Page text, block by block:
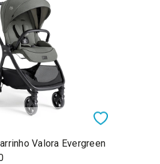
Valora Evergreen